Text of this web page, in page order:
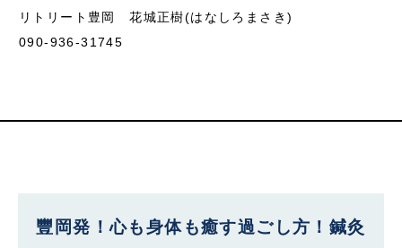
リトリート豊岡 花城正樹(はなしろまさき)
090-936-31745
豐岡発！心も身体も癒す過ごし方！鍼灸